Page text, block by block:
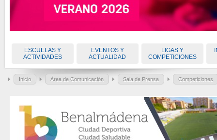
ESCUELAS Y
ACTIVIDADES
EVENTOS Y
ACTUALIDAD
LIGAS Y
COMPETICIONES
Inicio Área de Comunicación Sala de Prensa Competiciones